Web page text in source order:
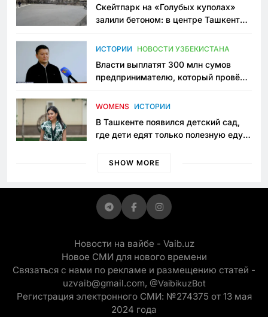
Скейтпарк на «Голубых куполах»
залили бетоном: в центре Ташкента
пространство
ИСТОРИИ НОВОСТИ УЗБЕКИСТАНА
Власти выплатят 300 млн сумов
предпринимателю, который провёл
приговору
WOMENS ИСТОРИИ
В Ташкенте появился детский сад,
где дети едят только полезную еду.
просить «кашу без сахара»
SHOW MORE
Новости на вайбе - Vaib.uz
Новое СМИ для нового времени
Связаться с нами по рекламе и размещению статей -
uzvaib@gmail.com, @VaibikuzBot
Регистрация электронного СМИ: №274375 от 13 мая
2024 года